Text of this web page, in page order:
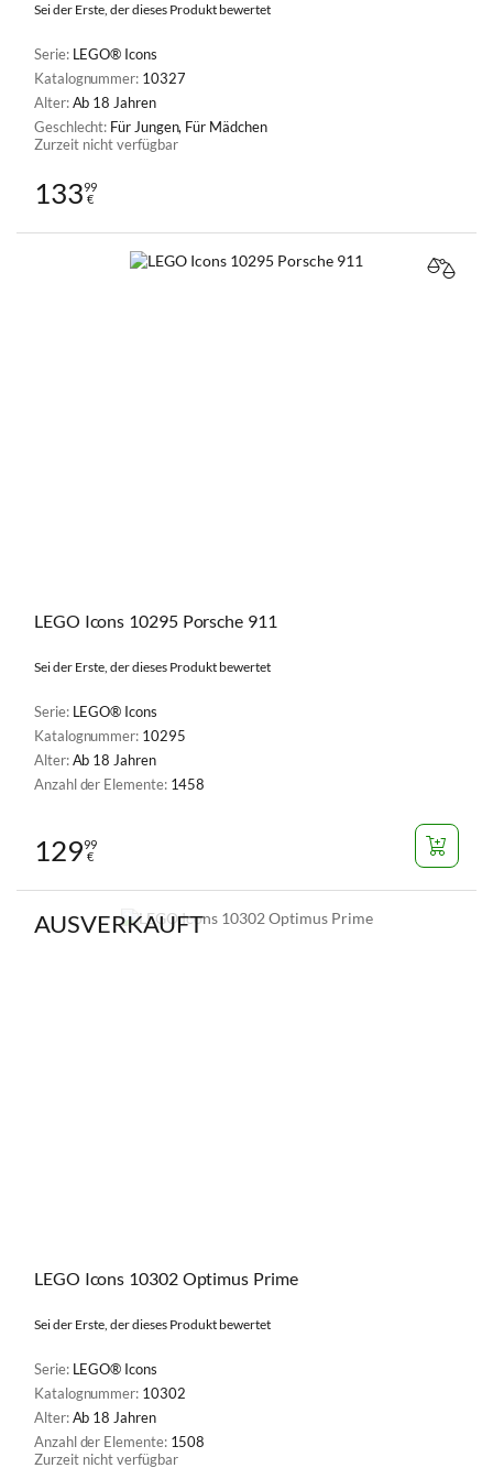
Sei der Erste, der dieses Produkt bewertet
Serie: LEGO® Icons
Katalognummer: 10327
Alter:Ab 18 Jahren
Geschlecht: Für Jungen, Für Mädchen
Zurzeit nicht verfügbar
13399
€
LEGO Icons 10295 Porsche 911
Sei der Erste, der dieses Produkt bewertet
Serie: LEGO® Icons
Katalognummer: 10295
Alter:Ab 18 Jahren
Anzahl der Elemente: 1458
12999
€
AUSVERKAUFT
LEGO Icons 10302 Optimus Prime
Sei der Erste, der dieses Produkt bewertet
Serie: LEGO® Icons
Katalognummer: 10302
Alter:Ab 18 Jahren
Anzahl der Elemente: 1508
Zurzeit nicht verfügbar